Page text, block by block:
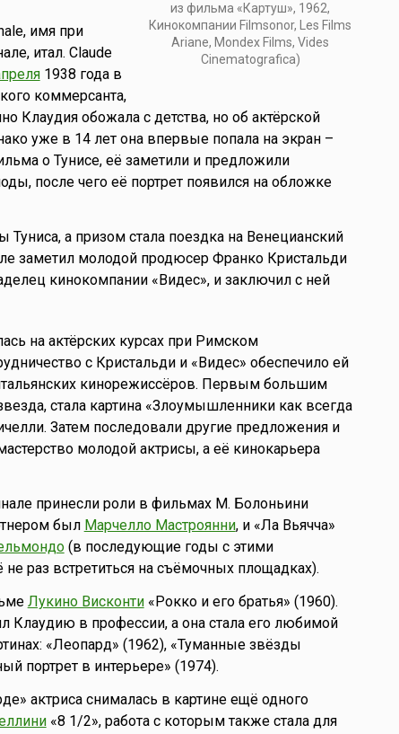
из фильма «Картуш», 1962,
Кинокомпании Filmsonor, Les Films
Ariane, Mondex Films, Vides
Cinematografica)
имя при
итал. Claude
1938 года в
коммерсанта,
Клаудия обожала с детства, но об актёрской
уже в 14 лет она впервые попала на экран –
о Тунисе, её заметили и предложили
после чего её портрет появился на обложке
Туниса, а призом стала поездка на Венецианский
заметил молодой продюсер Франко Кристальди
кинокомпании «Видес», и заключил с ней
на актёрских курсах при Римском
с Кристальди и «Видес» обеспечило ей
кинорежиссёров. Первым большим
стала картина «Злоумышленники как всегда
Затем последовали другие предложения и
молодой актрисы, а её кинокарьера
принесли роли в фильмах М. Болоньини
был Марчелло Мастроянни, и «Ла Вьячча»
(в последующие годы с этими
раз встретиться на съёмочных площадках).
Лукино Висконти«Рокко и его братья» (1960).
Клаудию в профессии, а она стала его любимой
«Леопард» (1962), «Туманные звёзды
портрет в интерьере» (1974).
актриса снималась в картине ещё одного
«8 1/2», работа с которым также стала для